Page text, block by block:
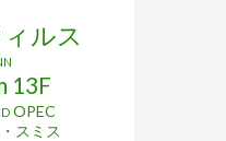
ルス
13F
OPEC
スミス